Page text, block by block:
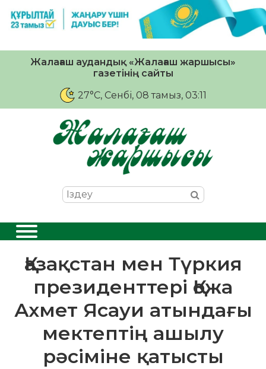
Жалағаш аудандық «Жалағаш жаршысы»
газетінің сайты
27°C, Сенбі, 08 тамыз, 03:11
Қазақстан мен Түркия
президенттері Қожа
Ахмет Ясауи атындағы
мектептің ашылу
рәсіміне қатысты